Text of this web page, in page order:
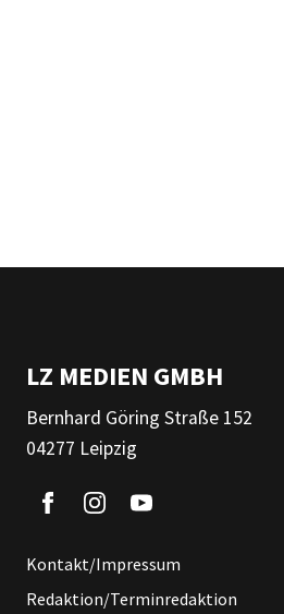
LZ MEDIEN GMBH
Bernhard Göring Straße 152
04277 Leipzig
Kontakt/Impressum
Redaktion/Terminredaktion